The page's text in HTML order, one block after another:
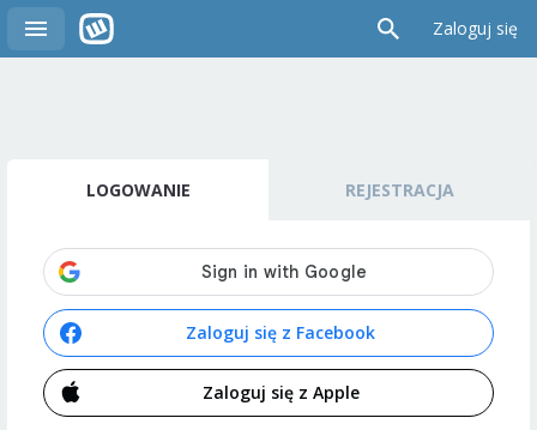
Zaloguj się
LOGOWANIE REJESTRACJA
Zaloguj się z Facebook
Zaloguj się z Apple